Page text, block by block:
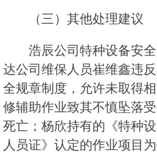
（三）其他处理建议
浩辰公司特种设备安
达公司维保人员崔维鑫违
全规章制度，允许未取得
修辅助作业致其不慎坠落
死亡；杨欣持有的《特种
人员证》认定的作业项目